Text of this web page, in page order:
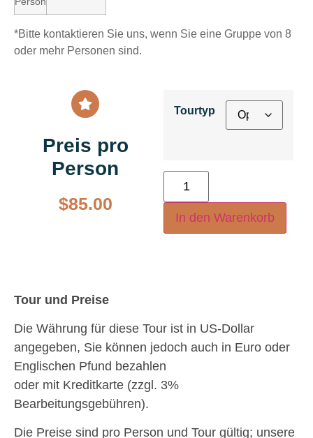
*Bitte kontaktieren Sie uns, wenn Sie eine Gruppe von 8
oder mehr Personen sind.
Preis pro
Person
$85.00
Tourtyp
In den Warenkorb
Tour und Preise
Die Währung für diese Tour ist in US-Dollar
angegeben, Sie können jedoch auch in Euro oder
Englischen Pfund bezahlen
oder mit Kreditkarte (zzgl. 3%
Bearbeitungsgebühren).
Die Preise sind pro Person und Tour gültig; unsere